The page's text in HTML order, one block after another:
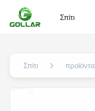
Σπίτι
Σπίτι προϊόντα